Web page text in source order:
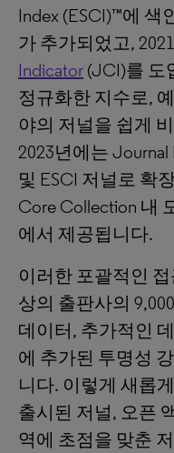
Index (ESCI)™에 색
가 추가되었고,
Indicator (JCI)를 도
정규화한 지수로,
야의 저널을 쉽게
2023년에는 Journal
및 ESCI 저널로 확
Core Collection 내
에서 제공됩니다.
이러한 포괄적인
상의 출판사의
데이터, 추가적인
에 추가된 투명성
니다. 이렇게 새롭
출시된 저널, 오픈
역에 초점을 맞춘